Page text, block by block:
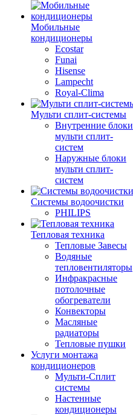
Мобильные
кондиционеры
Ecostar
Funai
Hisense
Lampecht
Royal-Clima
Мульти сплит-системы
Внутренние блоки
мульти сплит-
систем
Наружные блоки
мульти сплит-
систем
Системы водоочистки
PHILIPS
Тепловая техника
Тепловые Завесы
Водяные
тепловентиляторы
Инфракрасные
потолочные
обогреватели
Конвекторы
Масляные
радиаторы
Тепловые пушки
Услуги монтажа
кондиционеров
Мульти-Сплит
системы
Настенные
кондиционеры